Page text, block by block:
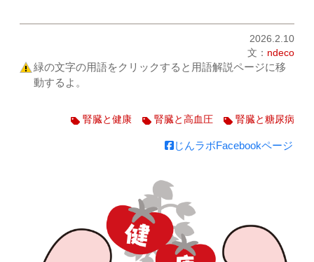
2026.2.10
文： ndeco
緑の文字の用語をクリックすると用語解説ページに移
動するよ。
腎臓と健康 腎臓と高血圧 腎臓と糖尿病
じんラボFacebookページ